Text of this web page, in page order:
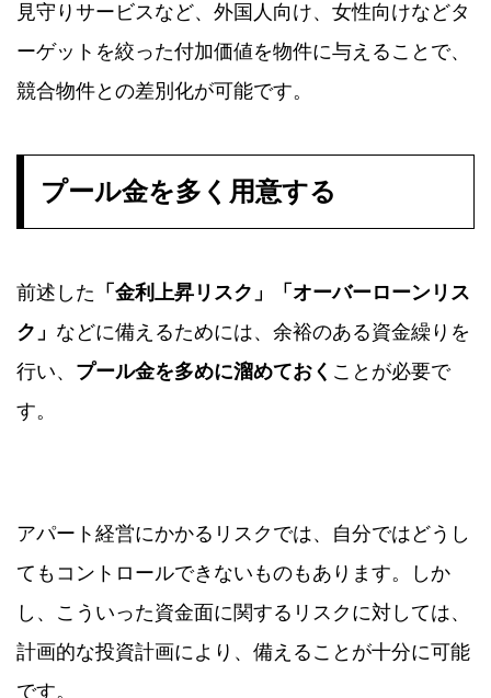
見守りサービスなど、外国人向け、女性向けなどタ
ーゲットを絞った付加価値を物件に与えることで、
競合物件との差別化が可能です。
プール金を多く用意する
前述した 「金利上昇リスク」「オーバーローンリス
ク」 などに備えるためには、余裕のある資金繰りを
行い、 プール金を多めに溜めておく ことが必要で
す。
アパート経営にかかるリスクでは、自分ではどうし
てもコントロールできないものもあります。しか
し、こういった資金面に関するリスクに対しては、
計画的な投資計画により、備えることが十分に可能
です。